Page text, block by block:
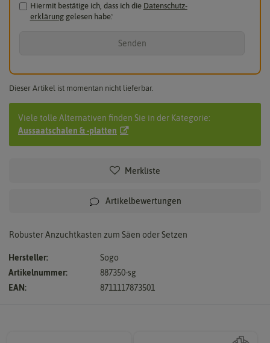
Hiermit bestätige ich, dass ich die Daten­schutz­
erklärunggelesen habe.*
Senden
Dieser Artikel ist momentan nicht lieferbar.
Viele tolle Alternativen finden Sie in der Kategorie:
Aussaatschalen & -platten
Merkliste
Artikelbewertungen
Robuster Anzuchtkasten zum Säen oder Setzen
Hersteller:
Sogo
Artikelnummer:
887350-sg
EAN:
8711117873501